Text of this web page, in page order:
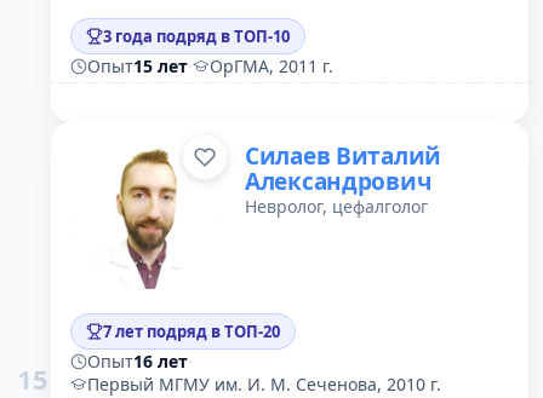
3 года подряд в ТОП-10
Опыт15 лет· ОрГМА, 2011 г.
15
Силаев Виталий
Александрович
Невролог, цефалголог
7 лет подряд в ТОП-20
Опыт16 лет·
Первый МГМУ им. И. М. Сеченова, 2010 г.